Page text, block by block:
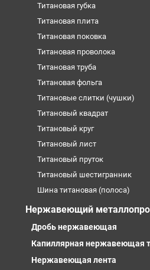
Титановая губка
Титановая плита
Титановая поковка
Титановая проволока
Титановая труба
Титановая фольга
Титановые слитки (чушки)
Титановый квадрат
Титановый круг
Титановый лист
Титановый пруток
Титановый шестигранник
Шина титановая (полоса)
Нержавеющий
Дробь нержавеющая
Капиллярная нержавеющая
Нержавеющая лента